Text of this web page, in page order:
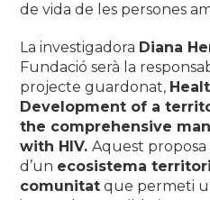
de vida de les persones
La investigadora Diana
Fundació serà la
projecte guardonat,
Development of a
the comprehensive
with HIV.Aquest proposa
d’un ecosistema
comunitat que permeti